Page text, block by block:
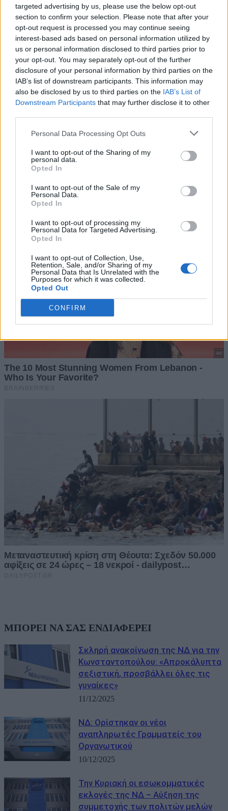
targeted advertising by us, please use the below opt-out
section to confirm your selection. Please note that after your
opt-out request is processed you may continue seeing
interest-based ads based on personal information utilized by
us or personal information disclosed to third parties prior to
your opt-out. You may separately opt-out of the further
disclosure of your personal information by third parties on the
IAB’s list of downstream participants. This information may
also be disclosed by us to third parties on the IAB’s List of
Downstream Participants that may further disclose it to other
Personal Data Processing Opt Outs
I want to opt-out of the Sharing of my
personal data.
Opted In
I want to opt-out of the Sale of my
Personal Data.
Opted In
I want to opt-out of processing my
Personal Data for Targeted Advertising.
Opted In
I want to opt-out of Collection, Use,
Retention, Sale, and/or Sharing of my
Personal Data that Is Unrelated with the
Purposes for which it was collected.
Opted Out
CONFIRM
ΜΠΟΡΕΙ ΝΑ ΣΑΣ ΕΝΔΙΑΦΕΡΕΙ
Σκληρή ανακοίνωση της ΝΔ για την
Κωνσταντοπούλου: «Απροκάλυπτα
σεξιστική, προσβάλλει όλες τις
γυναίκες»
11/12/2025
ΝΔ: Ορίστηκαν οι νέοι
αναπληρωτές Γραμματείς του
Οργανωτικού
10/12/2025
Την Κυριακή οι εσωκομματικές
εκλογές της ΝΔ – Αύξηση της
συμμετοχής των πολιτών μελών